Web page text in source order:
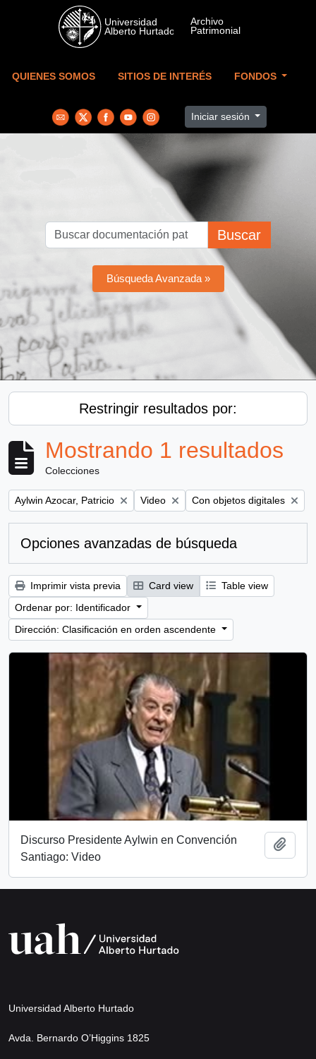
Skip to main content
QUIENES SOMOS SITIOS DE INTERÉS FONDOS
Iniciar sesión
Buscar
Búsqueda Avanzada »
Restringir resultados por:
Mostrando 1 resultados
Colecciones
Remove filter:
Aylwin Azocar, Patricio Remove filter:
Video Remove filter:
Con objetos digitales
Opciones avanzadas de búsqueda
Imprimir vista previa Card view
Table view
Ordenar por: Identificador
Dirección: Clasificación en orden ascendente
Discurso Presidente Aylwin en Convención
Santiago: Video
Universidad Alberto Hurtado
Avda. Bernardo O’Higgins 1825